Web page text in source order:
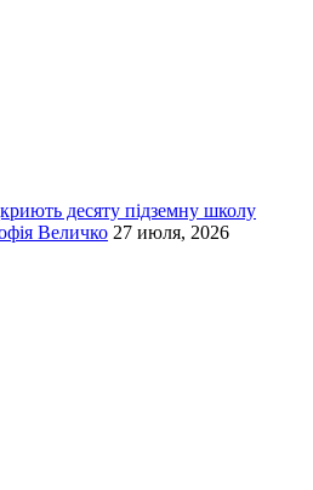
десяту підземну школу
Величко 27 июля, 2026